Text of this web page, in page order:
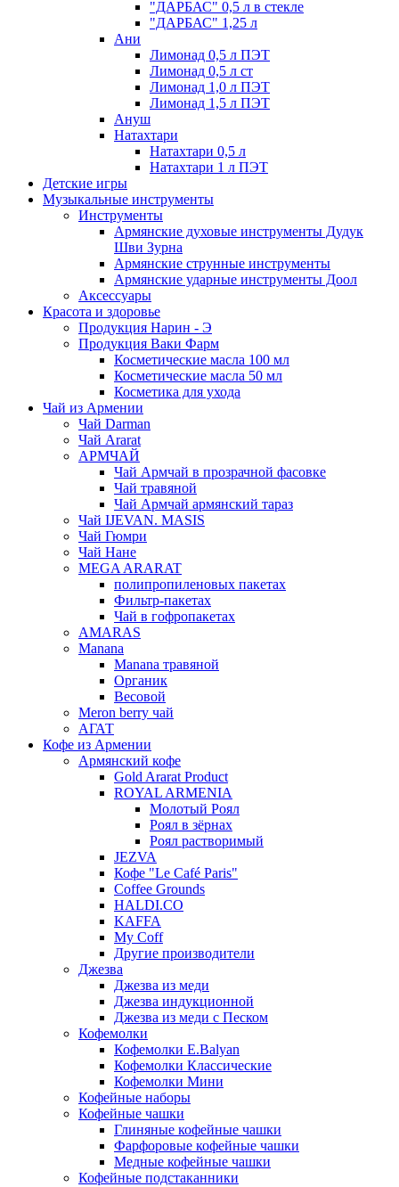
"ДАРБАС" 0,5 л в стекле
"ДАРБАС" 1,25 л
Ани
Лимонад 0,5 л ПЭТ
Лимонад 0,5 л ст
Лимонад 1,0 л ПЭТ
Лимонад 1,5 л ПЭТ
Ануш
Натахтари
Натахтари 0,5 л
Натахтари 1 л ПЭТ
Детские игры
Музыкальные инструменты
Инструменты
Армянские духовые инструменты Дудук
Шви Зурна
Армянские струнные инструменты
Армянские ударные инструменты Доол
Аксессуары
Красота и здоровье
Продукция Нарин - Э
Продукция Ваки Фарм
Косметические масла 100 мл
Косметические масла 50 мл
Косметика для ухода
Чай из Армении
Чай Darman
Чай Ararat
АРМЧАЙ
Чай Армчай в прозрачной фасовке
Чай травяной
Чай Армчай армянский тараз
Чай IJEVAN. MASIS
Чай Гюмри
Чай Нане
MEGA ARARAT
полипропиленовых пакетах
Фильтр-пакетах
Чай в гофропакетах
AMARAS
Manana
Manana травяной
Органик
Весовой
Meron berry чай
АГАТ
Кофе из Армении
Армянский кофе
Gold Ararat Product
ROYAL ARMENIA
Молотый Роял
Роял в зёрнах
Роял растворимый
JEZVA
Кофе "Le Café Paris"
Coffee Grounds
HALDI.CO
KAFFA
My Coff
Другие производители
Джезва
Джезва из меди
Джезва индукционной
Джезва из меди с Песком
Кофемолки
Кофемолки E.Balyan
Кофемолки Классические
Кофемолки Мини
Кофейные наборы
Кофейные чашки
Глиняные кофейные чашки
Фарфоровые кофейные чашки
Медные кофейные чашки
Кофейные подстаканники